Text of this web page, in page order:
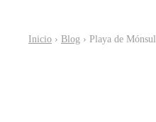
Inicio › Blog › Playa de Mónsul